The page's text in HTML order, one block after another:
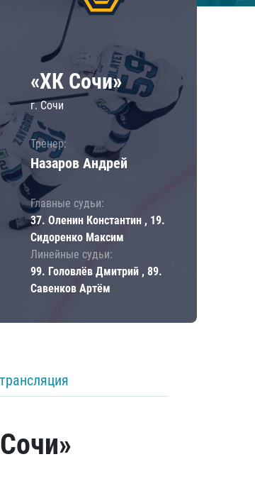
«ХК Сочи»
г. Сочи
Тренер:
Назаров Андрей
Главные судьи:
37. Оленин Константин , 19.
Сидоренко Максим
Линейные судьи:
99. Головлёв Дмитрий , 89.
Савенков Артём